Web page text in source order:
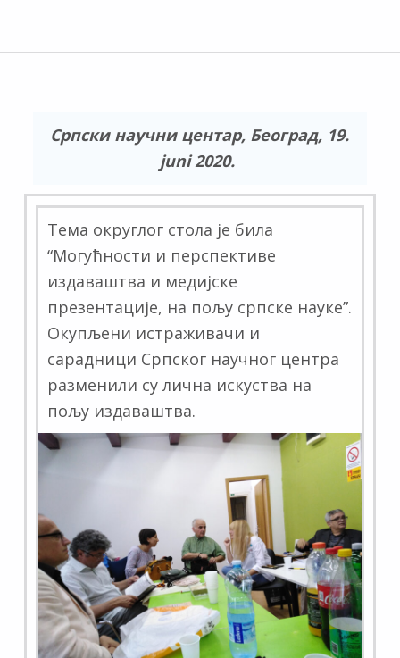
Српски научни центар, Београд, 19.
juni2020.
Тема округлог стола је била
“Могућности и перспективе
издаваштва и медијске
презентације, на пољу српске науке”.
Окупљени истраживачи и
сарадници Српског научног центра
разменили су лична искуства на
пољу издаваштва.